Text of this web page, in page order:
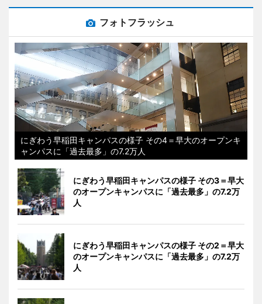
フォトフラッシュ
にぎわう早稲田キャンパスの様子 その4＝早大のオープンキ
ャンパスに「過去最多」の7.2万人
にぎわう早稲田キャンパスの様子 その3＝早大
のオープンキャンパスに「過去最多」の7.2万
人
にぎわう早稲田キャンパスの様子 その2＝早大
のオープンキャンパスに「過去最多」の7.2万
人